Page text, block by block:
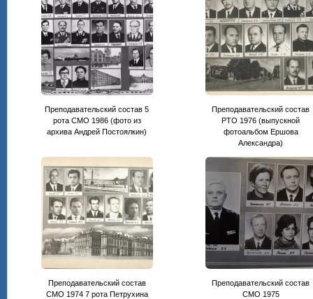
Преподавательский состав 5
рота СМО 1986 (фото из
архива Андрей Постоялкин)
Преподавательский состав
РТО 1976 (выпускной
фотоальбом Ершова
Александра)
Преподавательский состав
СМО 1974 7 рота Петрухина
Преподавательский состав
CМО 1975